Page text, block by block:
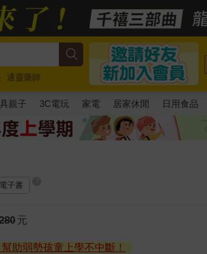
通靈藥師
親子 3C電玩 家電 居家休閒 日用食品
子書
元
助弱勢孩童上學不中斷！